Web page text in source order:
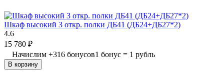
Шкаф высокий 3 откр. полки ДБ41 (ДБ24+ДБ27*2)
4.6
15 780 ₽
Начислим +316 бонусов1 бонус = 1 рубль
В корзину